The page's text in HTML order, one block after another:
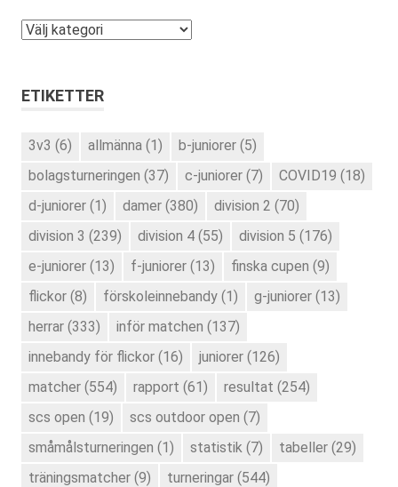
Kategorier
ETIKETTER
3v3 (6) allmänna (1) b-juniorer (5)
bolagsturneringen (37) c-juniorer (7) COVID19 (18)
d-juniorer (1) damer (380) division 2 (70)
division 3 (239) division 4 (55) division 5 (176)
e-juniorer (13) f-juniorer (13) finska cupen (9)
flickor (8) förskoleinnebandy (1) g-juniorer (13)
herrar (333) inför matchen (137)
innebandy för flickor (16) juniorer (126)
matcher (554) rapport (61) resultat (254)
scs open (19) scs outdoor open (7)
småmålsturneringen (1) statistik (7) tabeller (29)
träningsmatcher (9) turneringar (544)